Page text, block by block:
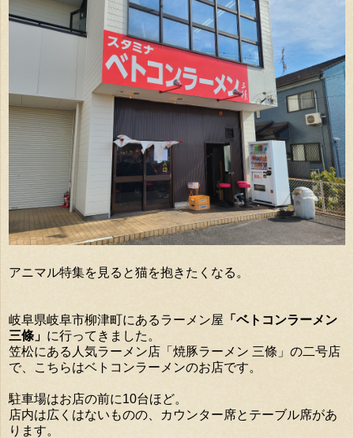
アニマル特集を見ると猫を抱きたくなる。
岐阜県岐阜市柳津町にあるラーメン屋 「ベトコンラーメン
三條」 に行ってきました。
笠松にある人気ラーメン店「焼豚ラーメン 三條」の二号店
で、こちらはベトコンラーメンのお店です。
駐車場はお店の前に10台ほど。
店内は広くはないものの、カウンター席とテーブル席があ
ります。